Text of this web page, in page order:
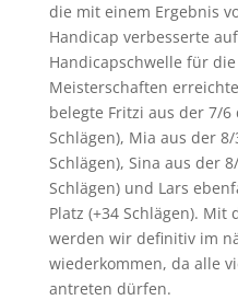
die mit einem Ergebnis
Handicap verbesserte
Handicapschwelle für
Meisterschaften
belegte Fritzi aus der 7/6
Schlägen), Mia aus der
Schlägen), Sina aus der
Schlägen) und Lars
Platz (+34 Schlägen).
werden wir definitiv im
wiederkommen, da alle
antreten dürfen.